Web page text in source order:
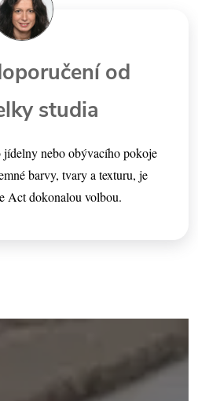
od
studia
jídelny nebo obývacího pokoje
barvy, tvary a texturu, je
Act dokonalou volbou.